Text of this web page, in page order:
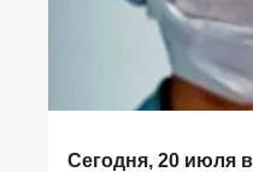
Сегодня, 20 июля